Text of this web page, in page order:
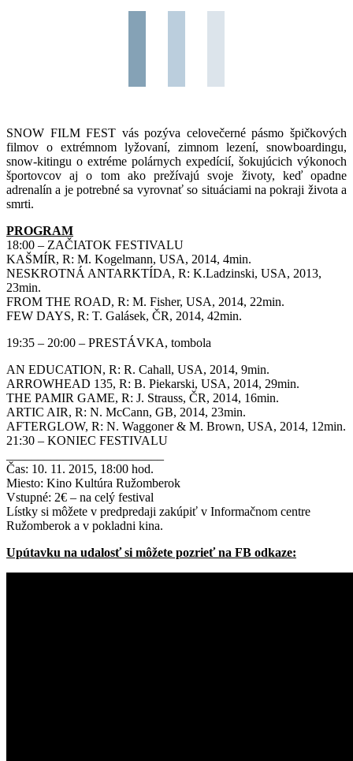
SNOW FILM FEST vás pozýva celovečerné pásmo špičkových
filmov o extrémnom lyžovaní, zimnom lezení, snowboardingu,
snow-kitingu o extréme polárnych expedícií, šokujúcich výkonoch
športovcov aj o tom ako prežívajú svoje životy, keď opadne
adrenalín a je potrebné sa vyrovnať so situáciami na pokraji života a
smrti.
PROGRAM
18:00 – ZAČIATOK FESTIVALU
KAŠMÍR, R: M. Kogelmann, USA, 2014, 4min.
NESKROTNÁ ANTARKTÍDA, R: K.Ladzinski, USA, 2013,
23min.
FROM THE ROAD, R: M. Fisher, USA, 2014, 22min.
FEW DAYS, R: T. Galásek, ČR, 2014, 42min.
19:35 – 20:00 – PRESTÁVKA, tombola
AN EDUCATION, R: R. Cahall, USA, 2014, 9min.
ARROWHEAD 135, R: B. Piekarski, USA, 2014, 29min.
THE PAMIR GAME, R: J. Strauss, ČR, 2014, 16min.
ARTIC AIR, R: N. McCann, GB, 2014, 23min.
AFTERGLOW, R: N. Waggoner & M. Brown, USA, 2014, 12min.
21:30 – KONIEC FESTIVALU
Čas: 10. 11. 2015, 18:00 hod.
Miesto: Kino Kultúra Ružomberok
Vstupné: 2€ – na celý festival
Lístky si môžete v predpredaji zakúpiť v Informačnom centre
Ružomberok a v pokladni kina.
Upútavku na udalosť si môžete pozrieť na FB odkaze: